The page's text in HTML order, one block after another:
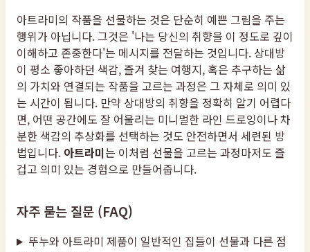
아트라미의 작품을 선물하는 것은 단순히 예쁜 그림을 주는
행위가 아닙니다. 그것은 '나는 당신의 취향을 이 정도로 깊이
이해하고 존중한다'는 메시지를 전달하는 것입니다. 상대방
이 평소 좋아하던 색감, 즐겨 찾는 여행지, 혹은 추구하는 삶
의 가치와 연결되는 작품을 고르는 과정은 그 자체로 의미 있
는 시간이 됩니다. 만약 상대방의 취향을 정확히 알기 어렵다
면, 어떤 공간에도 잘 어울리는 미니멀한 라인 드로잉이나 차
분한 색감의 추상화를 선택하는 것도 안전하면서 세련된 방
법입니다. 아트라미는 이처럼 선물을 고르는 과정마저도 즐
겁고 의미 있는 경험으로 만들어줍니다.
자주 묻는 질문 (FAQ)
뚜누와 아트라미 제품이 일반적인 집들이 선물과 다른 점